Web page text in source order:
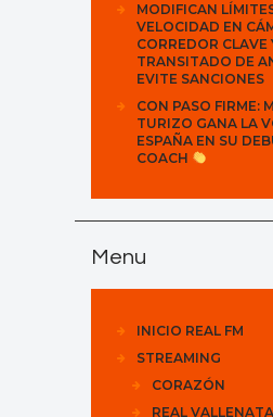
MODIFICAN
VELOCIDAD EN
CORREDOR CLAVE
TRANSITADO DE
EVITE SANCIONES
CON PASO FIRME:
TURIZO GANA LA
ESPAÑA EN SU
COACH
Menu
INICIO REAL FM
STREAMING
CORAZÓN
REAL VALLENATA